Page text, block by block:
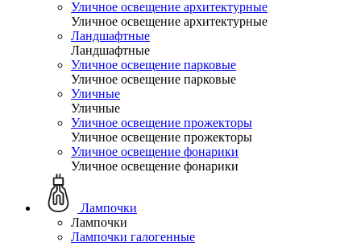
Уличное освещение архитектурные
Уличное освещение архитектурные
Ландшафтные
Ландшафтные
Уличное освещение парковые
Уличное освещение парковые
Уличные
Уличные
Уличное освещение прожекторы
Уличное освещение прожекторы
Уличное освещение фонарики
Уличное освещение фонарики
Лампочки
Лампочки
Лампочки галогенные